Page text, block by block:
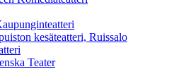
kesäteatteri, Ruissalo
Teater